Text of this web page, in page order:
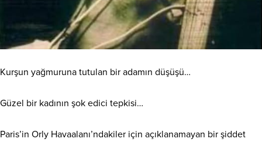
Kurşun yağmuruna tutulan bir adamın düşüşü…
Güzel bir kadının şok edici tepkisi…
Paris’in Orly Havaalanı’ndakiler için açıklanamayan bir şiddet